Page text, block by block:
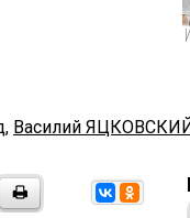
, Василий ЯЦКОВСКИЙ